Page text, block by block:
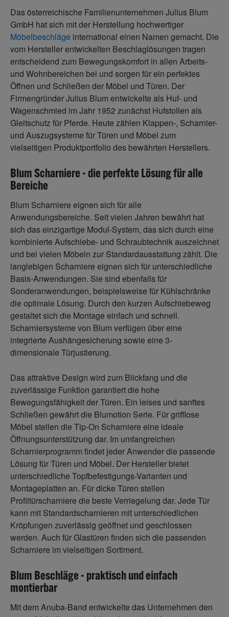
Das österreichische Familienunternehmen Julius Blum
GmbH hat sich mit der Herstellung hochwertiger
Möbelbeschläge international einen Namen gemacht. Die
vom Hersteller entwickelten Beschlaglösungen tragen
entscheidend zum Bewegungskomfort in allen Arbeits-
und Wohnbereichen bei und sorgen für ein perfektes
Öffnen und Schließen der Möbel und Türen. Der
Firmengründer Julius Blum entwickelte als Huf- und
Wagenschmied im Jahr 1952 zunächst Hufstollen als
Gleitschutz für Pferde. Heute zählen Klappen-, Scharnier-
und Auszugsysteme für Türen und Möbel zum
vielseitigen Produktportfolio des bewährten Herstellers.
Blum Scharniere - die perfekte Lösung für alle
Bereiche
Blum Scharniere eignen sich für alle
Anwendungsbereiche. Seit vielen Jahren bewährt hat
sich das einzigartige Modul-System, das sich durch eine
kombinierte Aufschiebe- und Schraubtechnik auszeichnet
und bei vielen Möbeln zur Standardausstattung zählt. Die
langlebigen Scharniere eignen sich für unterschiedliche
Basis-Anwendungen. Sie sind ebenfalls für
Sonderanwendungen, beispielsweise für Kühlschränke
die optimale Lösung. Durch den kurzen Aufschiebeweg
gestaltet sich die Montage einfach und schnell.
Scharniersysteme von Blum verfügen über eine
integrierte Aushängesicherung sowie eine 3-
dimensionale Türjustierung.
Das attraktive Design wird zum Blickfang und die
zuverlässige Funktion garantiert die hohe
Bewegungsfähigkeit der Türen. Ein leises und sanftes
Schließen gewährt die Blumotion Serie. Für grifflose
Möbel stellen die Tip-On Scharniere eine ideale
Öffnungsunterstützung dar. Im umfangreichen
Scharnierprogramm findet jeder Anwender die passende
Lösung für Türen und Möbel. Der Hersteller bietet
unterschiedliche Topfbefestigungs-Varianten und
Montageplatten an. Für dicke Türen stellen
Profiltürscharniere die beste Verriegelung dar. Jede Tür
kann mit Standardscharnieren mit unterschiedlichen
Kröpfungen zuverlässig geöffnet und geschlossen
werden. Auch für Glastüren finden sich die passenden
Scharniere im vielseitigen Sortiment.
Blum Beschläge - praktisch und einfach
montierbar
Mit dem Anuba-Band entwickelte das Unternehmen den